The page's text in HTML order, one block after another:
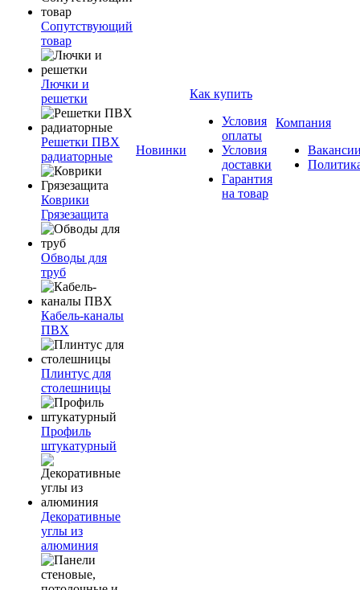
Сопутствующий
товар
Лючки и
решетки
Решетки ПВХ
радиаторные
Коврики
Грязезащита
Обводы для
труб
Кабель-каналы
ПВХ
Плинтус для
столешницы
Профиль
штукатурный
Декоративные
углы из
алюминия
Новинки
Как купить
Условия
оплаты
Условия
доставки
Гарантия
на товар
Компания